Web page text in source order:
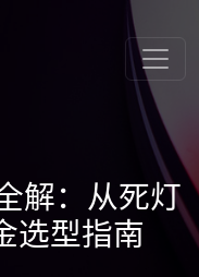
解：从死灯
选型指南